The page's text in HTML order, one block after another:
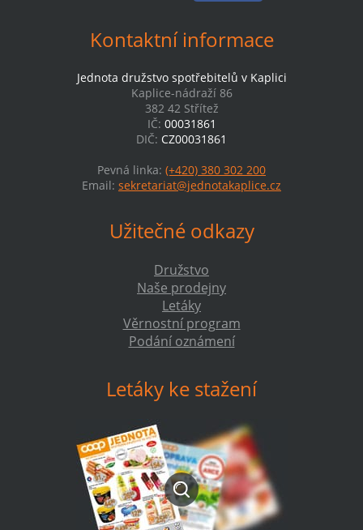
Kontaktní informace
Jednota družstvo spotřebitelů v Kaplici
Kaplice-nádraží 86
382 42 Střítež
IČ: 00031861
DIČ: CZ00031861
Pevná linka: (+420) 380 302 200
Email: sekretariat@jednotakaplice.cz
Užitečné odkazy
Družstvo
Naše prodejny
Letáky
Věrnostní program
Podání oznámení
Letáky ke stažení